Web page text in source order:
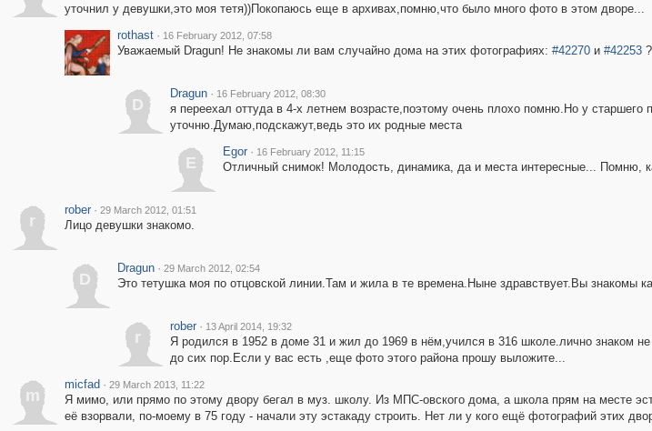
уточнил у девушки,это моя тетя))Покопаюсь еще в архивах,помню,что было много фото в этом дворе...
rothast · 16 February 2012, 07:58
Уважаемый Dragun! Не знакомы ли вам случайно дома на этих фотографиях: #42270и #42253?
D
Dragun · 16 February 2012, 08:30
я переехал оттуда в 4-х летнем возрасте,поэтому очень плохо помню.Но у
уточню.Думаю,подскажут,ведь это их родные места
E
Egor · 16 February 2012, 11:15
Отличный снимок! Молодость, динамика, да и места интересные... Помню,
r
rober · 29 March 2012, 01:51
Лицо девушки знакомо.
D
Dragun · 29 March 2012, 02:54
Это тетушка моя по отцовской линии.Там и жила в те времена.Ныне здравствует.Вы знакомы
r
rober · 13 April 2014, 19:32
Я родился в 1952 в доме 31 и жил до 1969 в нём,учился в 316 школе.лично знаком
до сих пор.Если у вас есть ,еще фото этого района прошу выложите...
m
micfad · 29 March 2013, 11:22
Я мимо, или прямо по этому двору бегал в муз. школу. Из МПС-овского дома, а школа прям на месте
её взорвали, по-моему в 75 году - начали эту эстакаду строить. Нет ли у кого ещё фотографий этих